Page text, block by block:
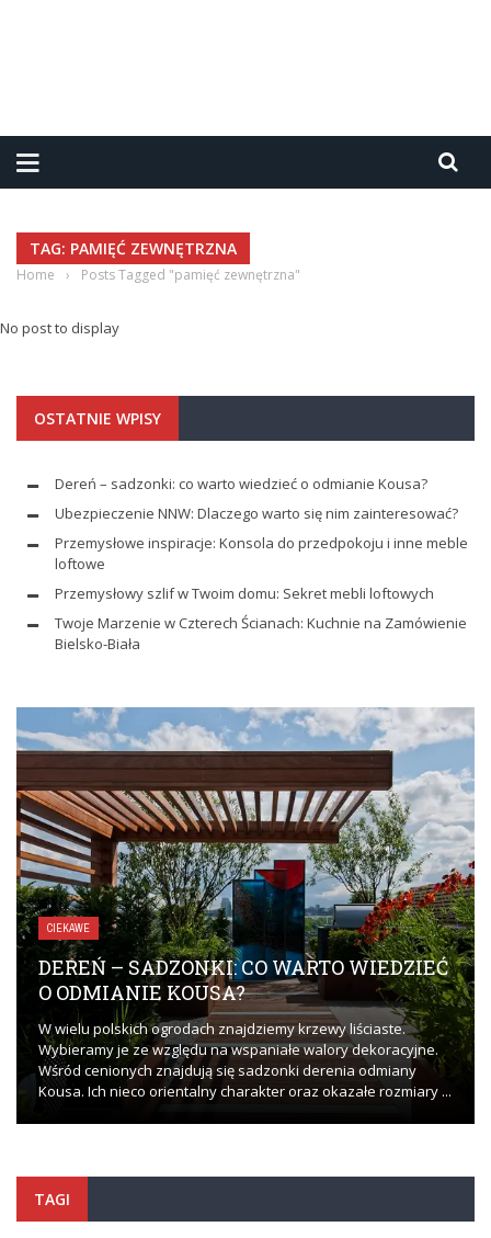
TAG: PAMIĘĆ ZEWNĘTRZNA
Home › Posts Tagged "pamięć zewnętrzna"
No post to display
OSTATNIE WPISY
Dereń – sadzonki: co warto wiedzieć o odmianie Kousa?
Ubezpieczenie NNW: Dlaczego warto się nim zainteresować?
Przemysłowe inspiracje: Konsola do przedpokoju i inne meble
loftowe
Przemysłowy szlif w Twoim domu: Sekret mebli loftowych
Twoje Marzenie w Czterech Ścianach: Kuchnie na Zamówienie
Bielsko-Biała
CIEKAWE
DEREŃ – SADZONKI: CO WARTO WIEDZIEĆ
O ODMIANIE KOUSA?
W wielu polskich ogrodach znajdziemy krzewy liściaste.
Wybieramy je ze względu na wspaniałe walory dekoracyjne.
Wśród cenionych znajdują się sadzonki derenia odmiany
Kousa. Ich nieco orientalny charakter oraz okazałe rozmiary ...
TAGI